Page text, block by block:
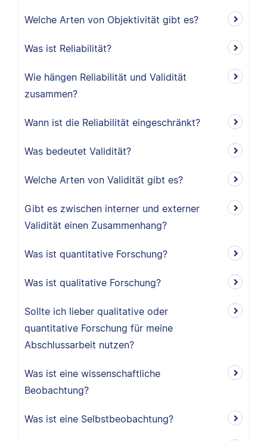
Welche Arten von Objektivität gibt es?
Was ist Reliabilität?
Wie hängen Reliabilität und Validität
zusammen?
Wann ist die Reliabilität eingeschränkt?
Was bedeutet Validität?
Welche Arten von Validität gibt es?
Gibt es zwischen interner und externer
Validität einen Zusammenhang?
Was ist quantitative Forschung?
Was ist qualitative Forschung?
Sollte ich lieber qualitative oder
quantitative Forschung für meine
Abschlussarbeit nutzen?
Was ist eine wissenschaftliche
Beobachtung?
Was ist eine Selbstbeobachtung?